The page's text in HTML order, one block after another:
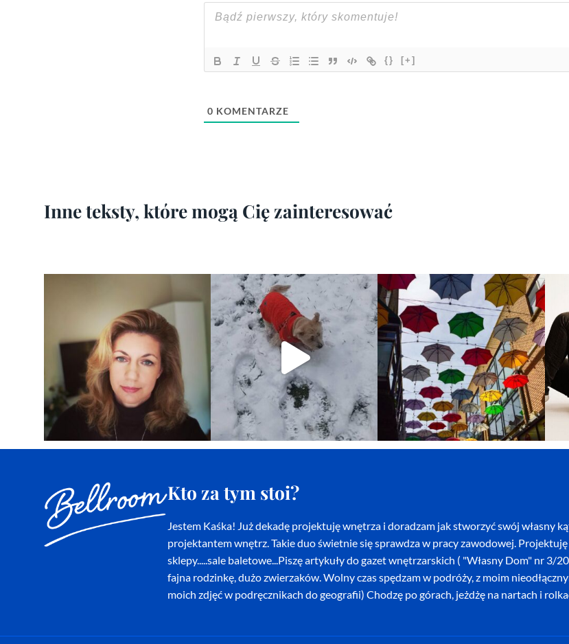
{} [+]
0 KOMENTARZE
Inne teksty, które mogą Cię zainteresować
Kto za tym stoi?
Jestem Kaśka! Już dekadę projektuję wnętrza i doradzam jak stworzyć swój własny
projektantem wnętrz. Takie duo świetnie się sprawdza w pracy zawodowej.
sklepy.....sale baletowe...Piszę artykuły do gazet wnętrzarskich ( "Własny Dom" nr
fajna rodzinkę, dużo zwierzaków. Wolny czas spędzam w podróży, z moim
moich zdjęć w podręcznikach do geografii) Chodzę po górach, jeżdżę na nartach i